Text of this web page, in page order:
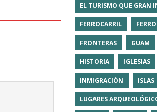
EL TURISMO QUE GRAN
FERROCARRIL
FRONTERAS GUAM
HISTORIA IGLESIAS
INMIGRACIÓN ISLAS
LUGARES